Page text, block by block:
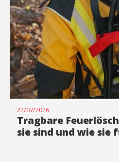
22/07/2026
Tragbare
sie sind und wie sie